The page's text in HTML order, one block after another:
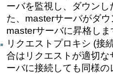
ーバを監視し、ダウン
た、masterサーバがダ
masterサーバに昇格しま
リクエストプロキシ (接
合はリクエストが適切
ーバに接続しても同様